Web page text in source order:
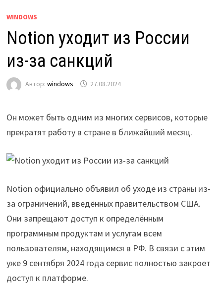
WINDOWS
Notion уходит из России
из-за санкций
Автор: windows 27.08.2024
Он может быть одним из многих сервисов, которые
прекратят работу в стране в ближайший месяц.
Notion официально объявил об уходе из страны из-
за ограничений, введённых правительством США.
Они запрещают доступ к определённым
программным продуктам и услугам всем
пользователям, находящимся в РФ. В связи с этим
уже 9 сентября 2024 года сервис полностью закроет
доступ к платформе.